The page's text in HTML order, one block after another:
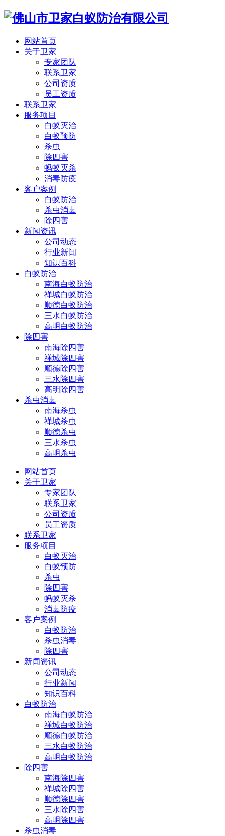
网站首页
关于卫家
专家团队
联系卫家
公司资质
员工资质
联系卫家
服务项目
白蚁灭治
白蚁预防
杀虫
除四害
蚂蚁灭杀
消毒防疫
客户案例
白蚁防治
杀虫消毒
除四害
新闻资讯
公司动态
行业新闻
知识百科
白蚁防治
南海白蚁防治
禅城白蚁防治
顺德白蚁防治
三水白蚁防治
高明白蚁防治
除四害
南海除四害
禅城除四害
顺德除四害
三水除四害
高明除四害
杀虫消毒
南海杀虫
禅城杀虫
顺德杀虫
三水杀虫
高明杀虫
网站首页
关于卫家
专家团队
联系卫家
公司资质
员工资质
联系卫家
服务项目
白蚁灭治
白蚁预防
杀虫
除四害
蚂蚁灭杀
消毒防疫
客户案例
白蚁防治
杀虫消毒
除四害
新闻资讯
公司动态
行业新闻
知识百科
白蚁防治
南海白蚁防治
禅城白蚁防治
顺德白蚁防治
三水白蚁防治
高明白蚁防治
除四害
南海除四害
禅城除四害
顺德除四害
三水除四害
高明除四害
杀虫消毒